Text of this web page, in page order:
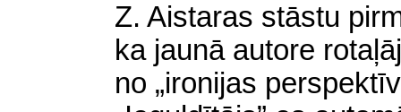
Z. Aistaras stāstu
ka jaunā autore
no „ironijas